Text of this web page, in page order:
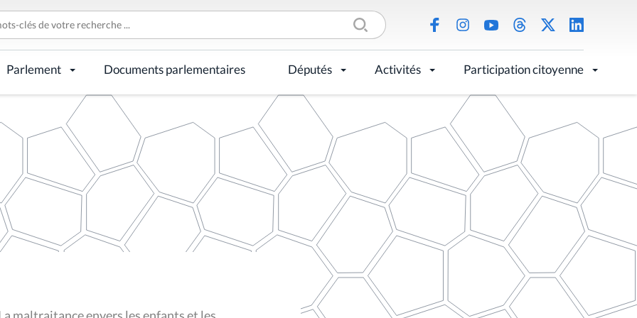
Parlement Documents parlementaires Députés Activités Participation citoyenne
maltraitance envers les enfants et les